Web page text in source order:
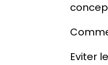
Eviter